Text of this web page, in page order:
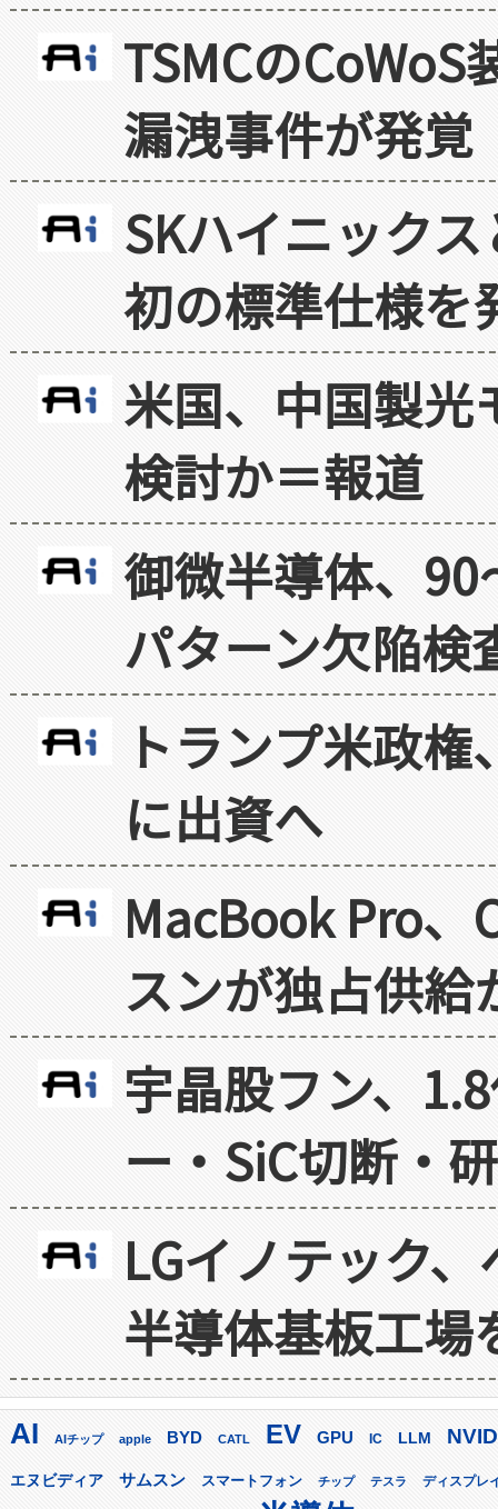
TSMCの
漏洩事件が発覚
SKハイニック
初の標準仕様を
米国、中国製光
検討か＝報道
御微半導体、
パターン欠陥検
トランプ米政
に出資へ
MacBook Pro
スンが独占供給
宇晶股フン、
ー・SiC切断・
LGイノテック
半導体基板工場
AI AIチップ apple BYD CATL EV GPU IC LLM
エヌビディア サムスン スマートフォン チップ テスラ ディスプレ